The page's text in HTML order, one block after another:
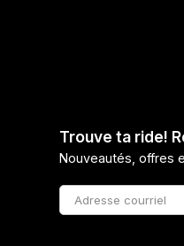
Trouve ta ride!
Nouveautés, offres